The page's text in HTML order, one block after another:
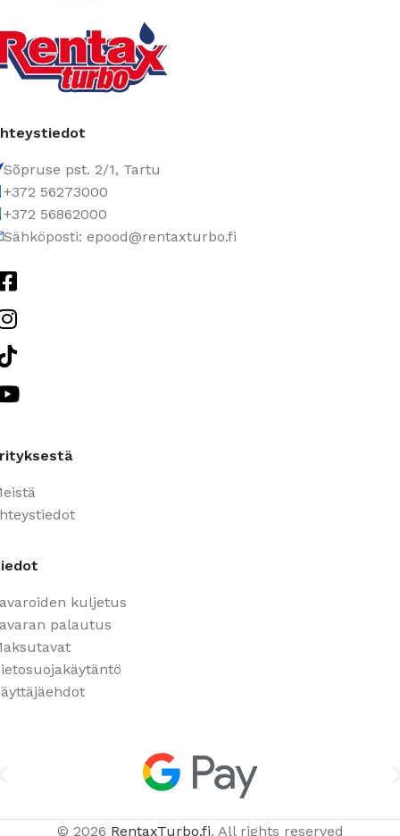
Sõpruse pst. 2/1, Tartu
+372 56273000
+372 56862000
Sähköposti: epood@rentaxturbo.fi
kuljetus
palautus
© 2026 RentaxTurbo.fi. All rights reserved